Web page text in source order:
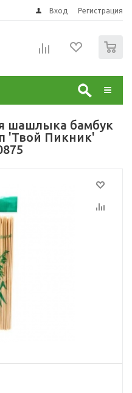
Вход Регистрация
шашлыка бамбук
'Твой Пикник'